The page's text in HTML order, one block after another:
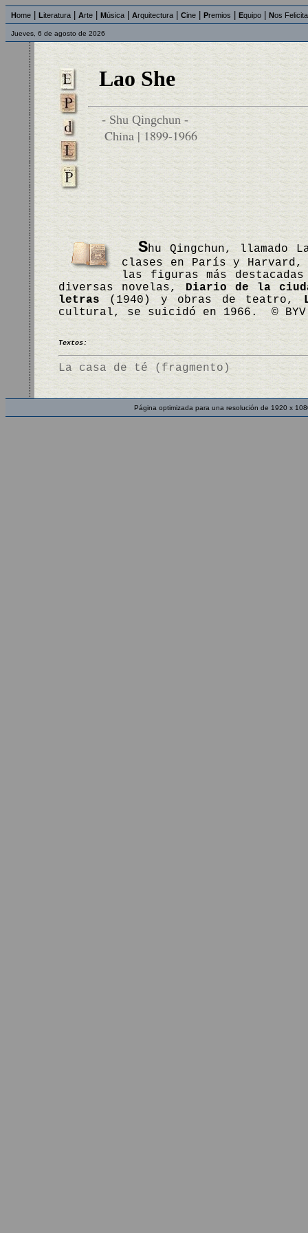
Home Literatura Arte Música Arquitectura Cine Premios Equipo Nos
Jueves, 6 de agosto de 2026
Lao She
- Shu Qingchun -
China | 1899-1966
Shu Qingchun, llamado
clases en París y
las figuras más
diversas novelas, Diario de la
letras (1940) y obras de teatro,
cultural, se suicidó en 1966. © BYV
Textos:
La casa de té (fragmento)
Página optimizada para una resolución de 1920 x